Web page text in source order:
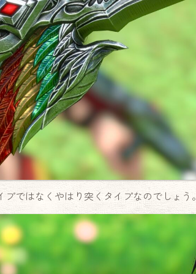
ではなくやはり突くタイプなのでしょう。